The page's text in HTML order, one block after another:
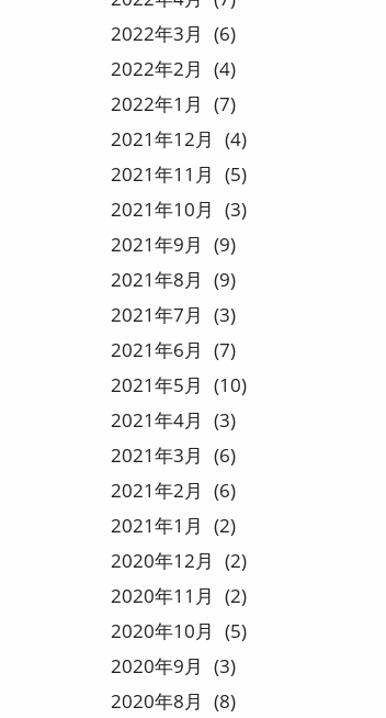
2022
3
6
2022
2
4
2022
1
7
2021
12
4
2021
11
5
2021
10
3
2021
9
9
2021
8
9
2021
7
3
2021
6
7
2021
5
10
2021
4
3
2021
3
6
2021
2
6
2021
1
2
2020
12
2
2020
11
2
2020
10
5
2020
9
3
2020
8
8